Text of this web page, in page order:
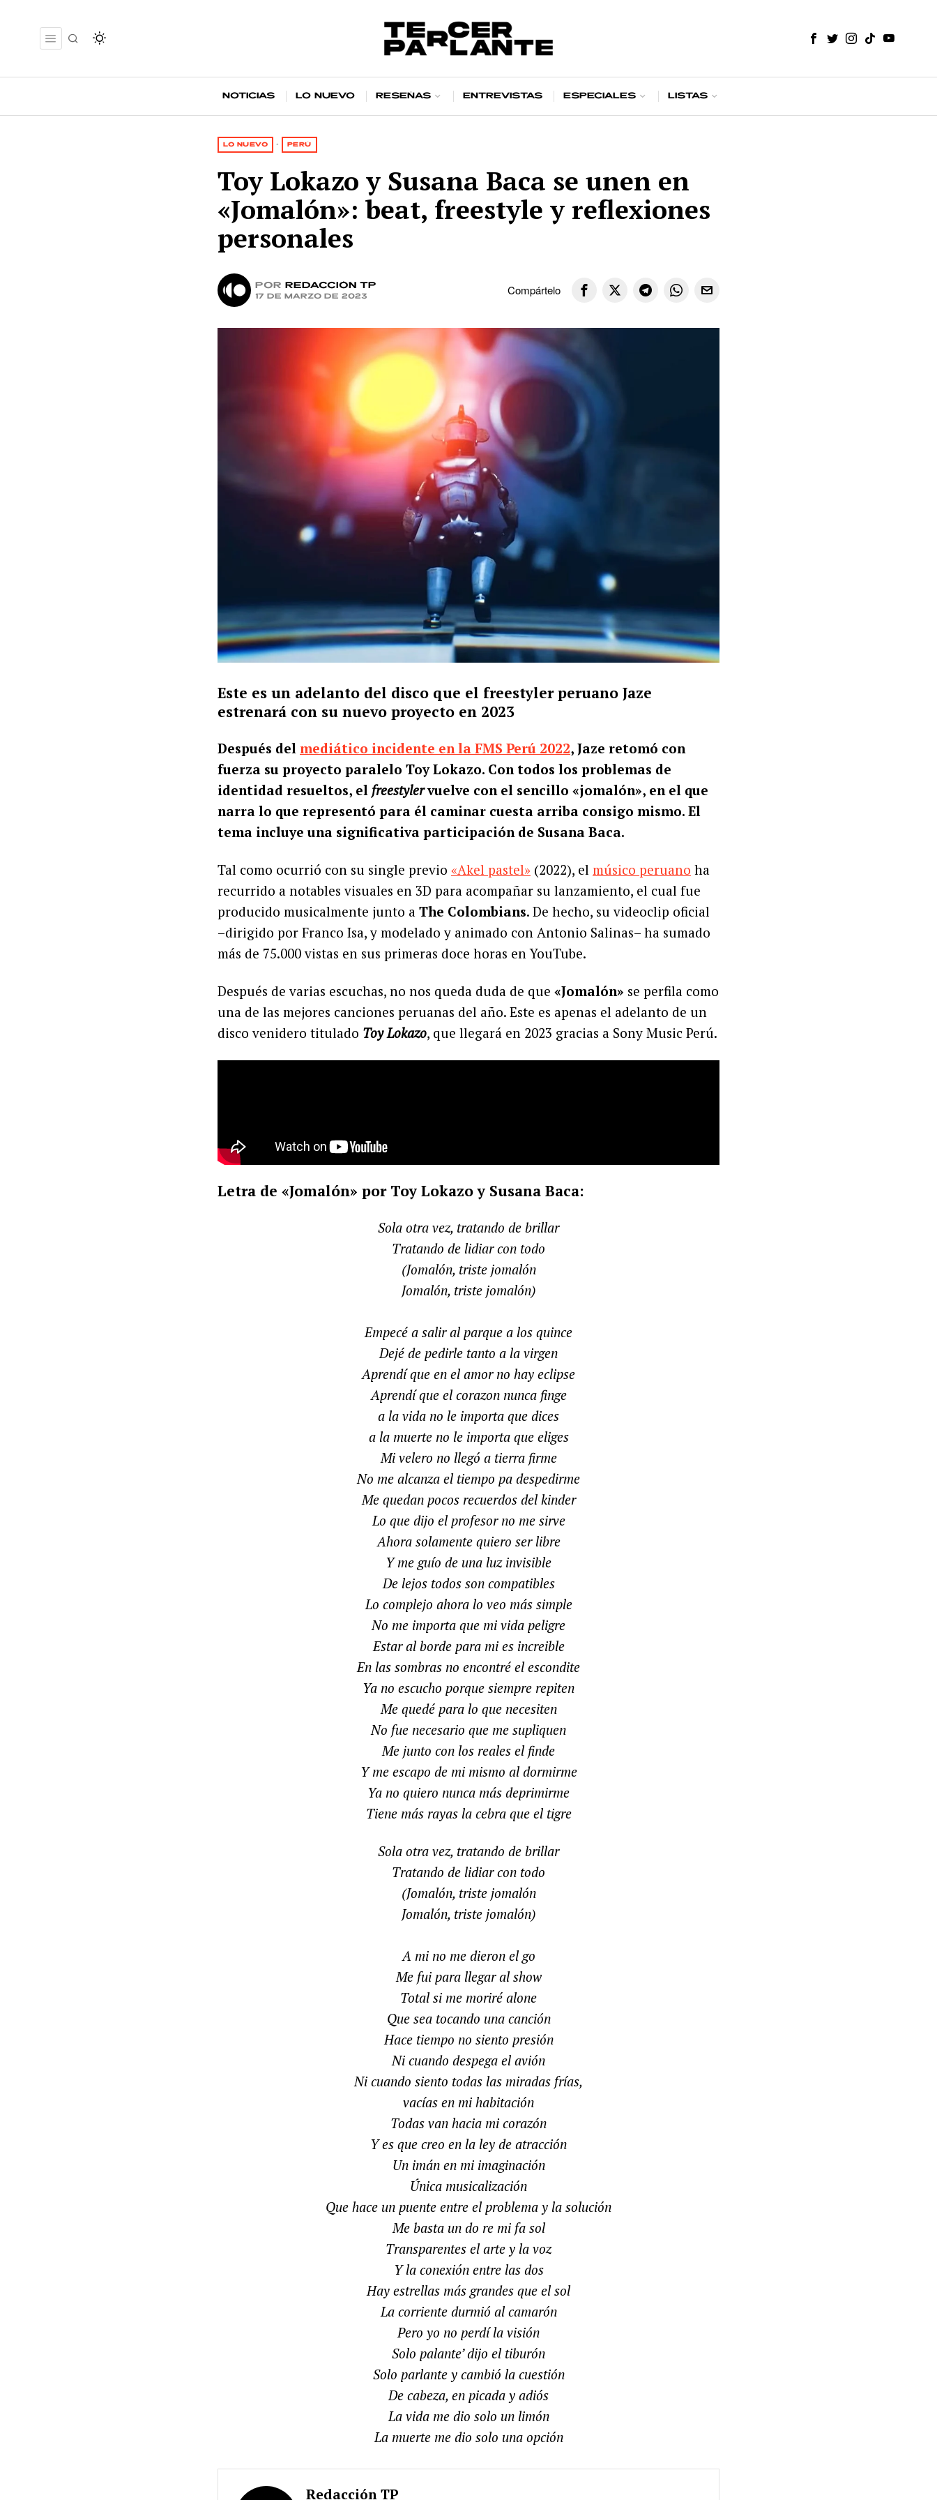
Noticias Lo nuevo Reseñas Entrevistas Especiales Listas
LO NUEVO · PERÚ
Toy Lokazo y Susana Baca se unen en
«Jomalón»: beat, freestyle y reflexiones
personales
por Redacción TP
17 de marzo de 2023 Compártelo
Este es un adelanto del disco que el freestyler peruano Jaze
estrenará con su nuevo proyecto en 2023
Después del mediático incidente en la FMS Perú 2022, Jaze retomó con
fuerza su proyecto paralelo Toy Lokazo. Con todos los problemas de
identidad resueltos, el freestylervuelve con el sencillo «jomalón», en el que
narra lo que representó para él caminar cuesta arriba consigo mismo. El
tema incluye una significativa participación de Susana Baca.
Tal como ocurrió con su single previo «Akel pastel» (2022), el músico peruano ha
recurrido a notables visuales en 3D para acompañar su lanzamiento, el cual fue
producido musicalmente junto a The Colombians. De hecho, su videoclip oficial
–dirigido por Franco Isa, y modelado y animado con Antonio Salinas– ha sumado
más de 75.000 vistas en sus primeras doce horas en YouTube.
Después de varias escuchas, no nos queda duda de que «Jomalón» se perfila como
una de las mejores canciones peruanas del año. Este es apenas el adelanto de un
disco venidero titulado Toy Lokazo, que llegará en 2023 gracias a Sony Music Perú.
Letra de «Jomalón» por Toy Lokazo y Susana Baca:
Sola otra vez, tratando de brillar
Tratando de lidiar con todo
(Jomalón, triste jomalón
Jomalón, triste jomalón)
Empecé a salir al parque a los quince
Dejé de pedirle tanto a la virgen
Aprendí que en el amor no hay eclipse
Aprendí que el corazon nunca finge
a la vida no le importa que dices
a la muerte no le importa que eliges
Mi velero no llegó a tierra firme
No me alcanza el tiempo pa despedirme
Me quedan pocos recuerdos del kinder
Lo que dijo el profesor no me sirve
Ahora solamente quiero ser libre
Y me guío de una luz invisible
De lejos todos son compatibles
Lo complejo ahora lo veo más simple
No me importa que mi vida peligre
Estar al borde para mi es increible
En las sombras no encontré el escondite
Ya no escucho porque siempre repiten
Me quedé para lo que necesiten
No fue necesario que me supliquen
Me junto con los reales el finde
Y me escapo de mi mismo al dormirme
Ya no quiero nunca más deprimirme
Tiene más rayas la cebra que el tigre
Sola otra vez, tratando de brillar
Tratando de lidiar con todo
(Jomalón, triste jomalón
Jomalón, triste jomalón)
A mi no me dieron el go
Me fui para llegar al show
Total si me moriré alone
Que sea tocando una canción
Hace tiempo no siento presión
Ni cuando despega el avión
Ni cuando siento todas las miradas frías,
vacías en mi habitación
Todas van hacia mi corazón
Y es que creo en la ley de atracción
Un imán en mi imaginación
Única musicalización
Que hace un puente entre el problema y la solución
Me basta un do re mi fa sol
Transparentes el arte y la voz
Y la conexión entre las dos
Hay estrellas más grandes que el sol
La corriente durmió al camarón
Pero yo no perdí la visión
Solo palante’ dijo el tiburón
Solo parlante y cambió la cuestión
De cabeza, en picada y adiós
La vida me dio solo un limón
La muerte me dio solo una opción
Redacción TP